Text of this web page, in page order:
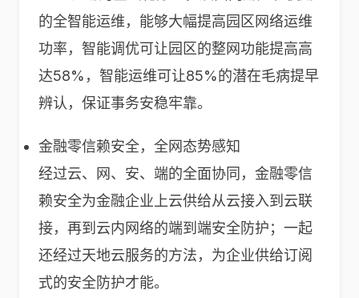
的全智能运维，能够大幅提高园区网络运维
功率，智能调优可让园区的整网功能提高高
达58%，智能运维可让85%的潜在毛病提早
辨认，保证事务安稳牢靠。
金融零信赖安全，全网态势感知
经过云、网、安、端的全面协同，金融零信
赖安全为金融企业上云供给从云接入到云联
接，再到云内网络的端到端安全防护；一起
还经过天地云服务的方法，为企业供给订阅
式的安全防护才能。